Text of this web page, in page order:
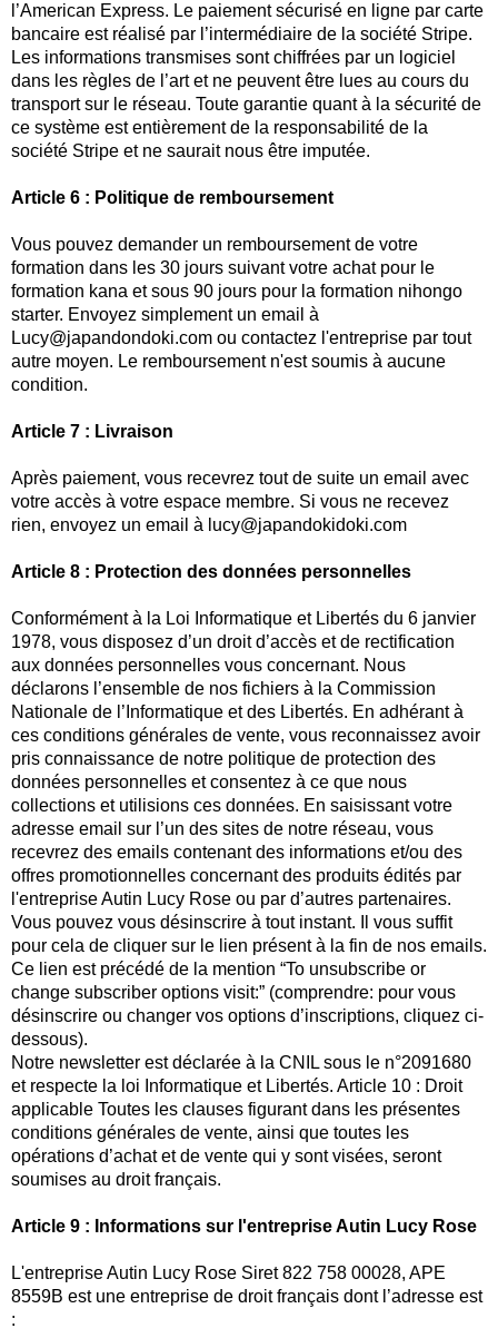
l’American Express. Le paiement sécurisé en ligne par carte
bancaire est réalisé par l’intermédiaire de la société Stripe.
Les informations transmises sont chiffrées par un logiciel
dans les règles de l’art et ne peuvent être lues au cours du
transport sur le réseau. Toute garantie quant à la sécurité de
ce système est entièrement de la responsabilité de la
société Stripe et ne saurait nous être imputée.
Article 6 : Politique de remboursement
Vous pouvez demander un remboursement de votre
formation dans les 30 jours suivant votre achat pour le
formation kana et sous 90 jours pour la formation nihongo
starter. Envoyez simplement un email à
Lucy@japandondoki.com ou contactez l'entreprise par tout
autre moyen. Le remboursement n'est soumis à aucune
condition.
Article 7 : Livraison
Après paiement, vous recevrez tout de suite un email avec
votre accès à votre espace membre. Si vous ne recevez
rien, envoyez un email à lucy@japandokidoki.com
Article 8 : Protection des données personnelles
Conformément à la Loi Informatique et Libertés du 6 janvier
1978, vous disposez d’un droit d’accès et de rectification
aux données personnelles vous concernant. Nous
déclarons l’ensemble de nos fichiers à la Commission
Nationale de l’Informatique et des Libertés. En adhérant à
ces conditions générales de vente, vous reconnaissez avoir
pris connaissance de notre politique de protection des
données personnelles et consentez à ce que nous
collections et utilisions ces données. En saisissant votre
adresse email sur l’un des sites de notre réseau, vous
recevrez des emails contenant des informations et/ou des
offres promotionnelles concernant des produits édités par
l'entreprise Autin Lucy Rose ou par d’autres partenaires.
Vous pouvez vous désinscrire à tout instant. Il vous suffit
pour cela de cliquer sur le lien présent à la fin de nos emails.
Ce lien est précédé de la mention “To unsubscribe or
change subscriber options visit:” (comprendre: pour vous
désinscrire ou changer vos options d’inscriptions, cliquez ci-
dessous).
Notre newsletter est déclarée à la CNIL sous le n°2091680
et respecte la loi Informatique et Libertés. Article 10 : Droit
applicable Toutes les clauses figurant dans les présentes
conditions générales de vente, ainsi que toutes les
opérations d’achat et de vente qui y sont visées, seront
soumises au droit français.
Article 9 : Informations sur l'entreprise Autin Lucy Rose
L'entreprise Autin Lucy Rose Siret 822 758 00028, APE
8559B est une entreprise de droit français dont l’adresse est
: